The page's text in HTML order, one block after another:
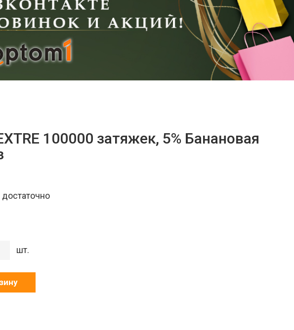
100000 затяжек, 5% Банановая
достаточно
шт.